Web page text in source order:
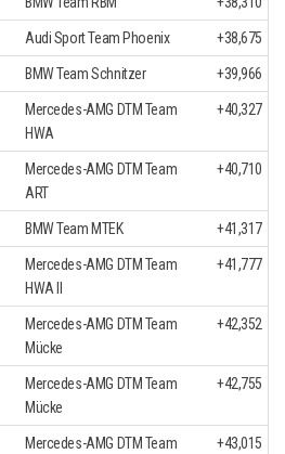
Audi Sport Team Phoenix +38,675
BMW Team Schnitzer +39,966
Mercedes-AMG DTM Team
HWA
+40,327
Mercedes-AMG DTM Team
ART
+40,710
BMW Team MTEK +41,317
Mercedes-AMG DTM Team
HWA II
+41,777
Mercedes-AMG DTM Team
Mücke
+42,352
Mercedes-AMG DTM Team
Mücke
+42,755
Mercedes-AMG DTM Team
+43,015